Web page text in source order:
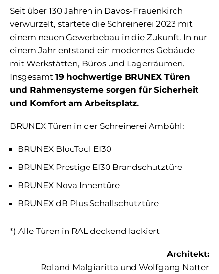
Seit über 130 Jahren in Davos-Frauenkirch
verwurzelt, startete die Schreinerei 2023 mit
einem neuen Gewerbebau in die Zukunft. In nur
einem Jahr entstand ein modernes Gebäude
mit Werkstätten, Büros und Lagerräumen.
Insgesamt 19 hochwertige BRUNEX Türen
und Rahmensysteme sorgen für Sicherheit
und Komfort am Arbeitsplatz.
BRUNEX Türen in der Schreinerei Ambühl:
BRUNEX BlocTool EI30
BRUNEX Prestige EI30 Brandschutztüre
BRUNEX Nova Innentüre
BRUNEX dB Plus Schallschutztüre
*) Alle Türen in RAL deckend lackiert
Architekt:
Roland Malgiaritta und Wolfgang Natter